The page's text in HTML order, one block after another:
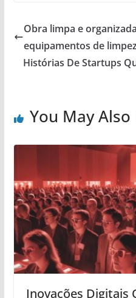
Obra limpa e
equipamentos de
Histórias De Startups
You May Also
Inovações Digitais